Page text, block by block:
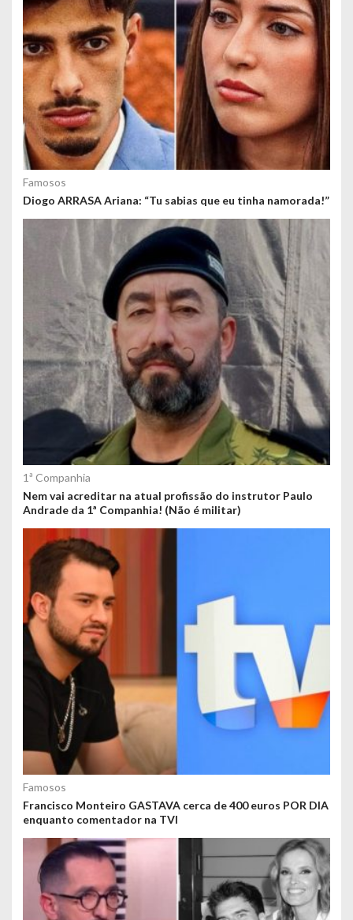
Famosos
Diogo ARRASA Ariana: “Tu sabias que eu tinha namorada!”
1ª Companhia
Nem vai acreditar na atual profissão do instrutor Paulo
Andrade da 1ª Companhia! (Não é militar)
Famosos
Francisco Monteiro GASTAVA cerca de 400 euros POR DIA
enquanto comentador na TVI